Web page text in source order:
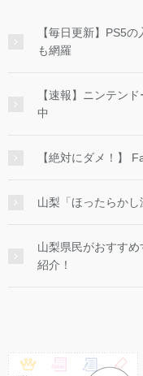
【毎日更新】PS5
も網羅
【速報】ニンテン
中
【絶対にダメ！】
山梨「ほったらかし
山梨県民がおすす
紹介！